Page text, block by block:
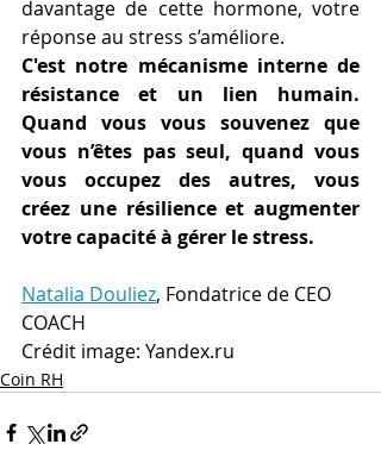
davantage de cette hormone, votre
réponse au stress s’améliore.
C'est notre mécanisme interne de
résistance et un lien humain.
Quand vous vous souvenez que
vous n’êtes pas seul, quand vous
vous occupez des autres, vous
créez une résilience et augmenter
votre capacité à gérer le stress.
Natalia Douliez, Fondatrice de CEO
COACH
Crédit image: Yandex.ru
Coin RH